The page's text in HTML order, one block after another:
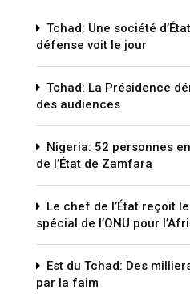
Tchad: Une société
défense voit le jour
Tchad: La Présidence
des audiences
Nigeria: 52 personnes
de l’État de Zamfara
Le chef de l’État reçoit
spécial de l’ONU pour
Est du Tchad: Des
par la faim